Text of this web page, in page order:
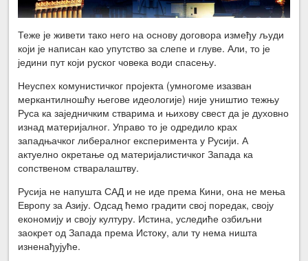
Теже је живети тако него на основу договора између људи
који је написан као упутство за слепе и глуве. Али, то је
једини пут који руског човека води спасењу.
Неуспех комунистичког пројекта (умногоме изазван
меркантилношћу његове идеологије) није уништио тежњу
Руса ка заједничким стварима и њихову свест да је духовно
изнад материјалног. Управо то је одредило крах
западњачког либералног експеримента у Русији. А
актуелно окретање од материјалистичког Запада ка
сопственом стваралаштву.
Русија не напушта САД и не иде према Кини, она не мења
Европу за Азију. Одсад ћемо градити свој поредак, своју
економију и своју културу. Истина, уследиће озбиљни
заокрет од Запада према Истоку, али ту нема ништа
изненађујуће.